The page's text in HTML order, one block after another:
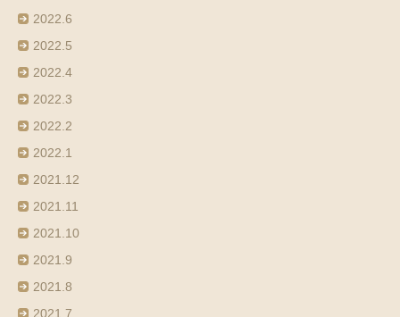
2022.6
2022.5
2022.4
2022.3
2022.2
2022.1
2021.12
2021.11
2021.10
2021.9
2021.8
2021.7